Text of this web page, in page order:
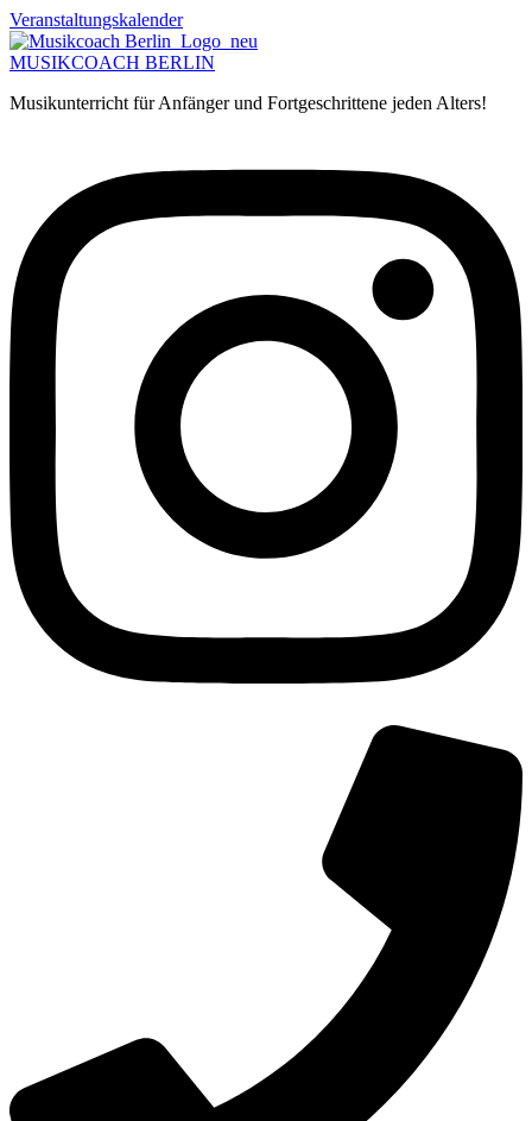
Zum
Inhalt
springen
Veranstaltungskalender
MUSIKCOACH BERLIN
Musikunterricht für Anfänger und Fortgeschrittene jeden Alters!